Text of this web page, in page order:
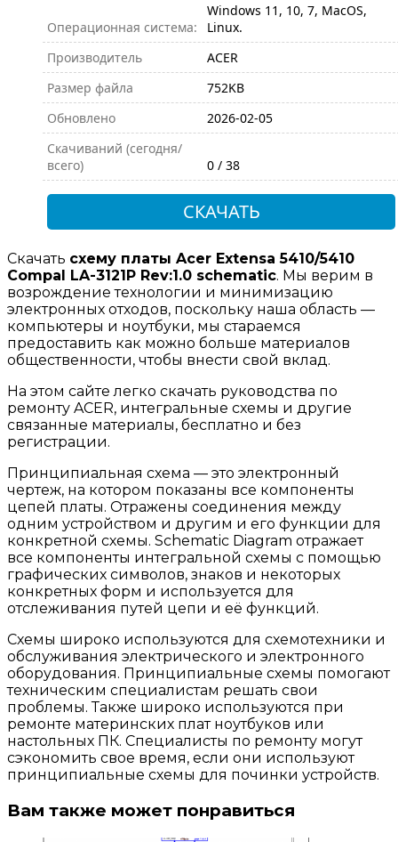
Операционная система:
Windows 11, 10, 7, MacOS,
Linux.
Производитель
ACER
Размер файла
752KB
Обновлено
2026-02-05
Скачиваний (сегодня/
всего)
0 / 38
СКАЧАТЬ
Скачать схему платы Acer Extensa 5410/5410
Compal LA-3121P Rev:1.0 schematic. Мы верим в
возрождение технологии и минимизацию
электронных отходов, поскольку наша область —
компьютеры и ноутбуки, мы стараемся
предоставить как можно больше материалов
общественности, чтобы внести свой вклад.
На этом сайте легко скачать руководства по
ремонту ACER, интегральные схемы и другие
связанные материалы, бесплатно и без
регистрации.
Принципиальная схема — это электронный
чертеж, на котором показаны все компоненты
цепей платы. Отражены соединения между
одним устройством и другим и его функции для
конкретной схемы. Schematic Diagram отражает
все компоненты интегральной схемы с помощью
графических символов, знаков и некоторых
конкретных форм и используется для
отслеживания путей цепи и её функций.
Cхемы широко используются для схемотехники и
обслуживания электрического и электронного
оборудования. Принципиальные схемы помогают
техническим специалистам решать свои
проблемы. Также широко используются при
ремонте материнских плат ноутбуков или
настольных ПК. Специалисты по ремонту могут
сэкономить свое время, если они используют
принципиальные схемы для починки устройств.
Вам также может понравиться